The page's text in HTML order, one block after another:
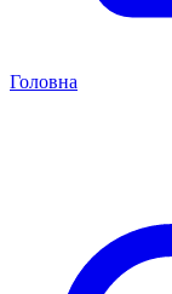
Головна